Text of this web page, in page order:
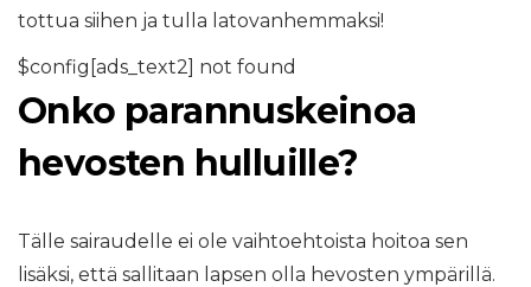
tottua siihen ja tulla latovanhemmaksi!
$config[ads_text2] not found
Onko parannuskeinoa
hevosten hulluille?
Tälle sairaudelle ei ole vaihtoehtoista hoitoa sen
lisäksi, että sallitaan lapsen olla hevosten ympärillä.